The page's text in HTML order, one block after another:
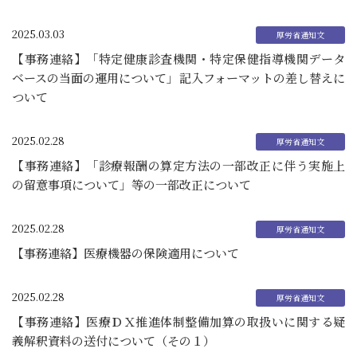
2025.03.03
【事務連絡】「特定健康診査機関・特定保健指導機関データ
ベースの当面の運用について」記入フォーマットの差し替えに
ついて
2025.02.28
【事務連絡】「診療報酬の算定方法の一部改正に伴う実施上
の留意事項について」等の一部改正について
2025.02.28
【事務連絡】医療機器の保険適用について
2025.02.28
【事務連絡】医療ＤＸ推進体制整備加算の取扱いに関する疑
義解釈資料の送付について（その１）